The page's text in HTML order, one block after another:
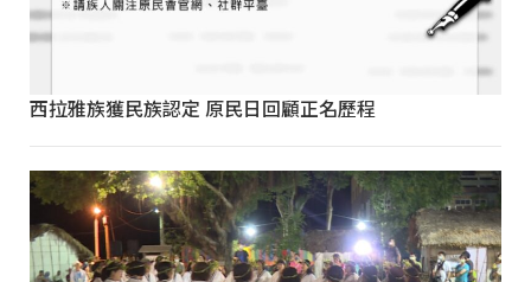
西拉雅族獲民族認定 原民日回顧正名歷程